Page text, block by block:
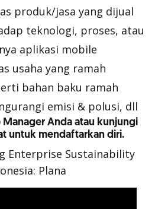
produk/jasa yang dijual
teknologi, proses, atau
aplikasi mobile
usaha yang ramah
bahan baku ramah
emisi & polusi, dll
Anda atau kunjungi
untuk mendaftarkan diri.
Enterprise Sustainability
Plana